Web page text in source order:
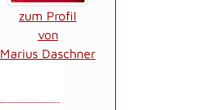
zum Profil
von
Marius Daschner